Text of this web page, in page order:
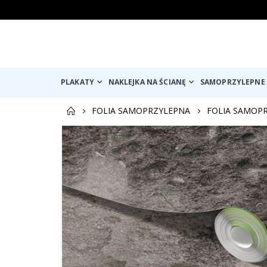
PLAKATY NAKLEJKA NA ŚCIANĘ
FOLIA SAMOPRZYLEPNA
FOLIA
Przejdź
na
koniec
galerii